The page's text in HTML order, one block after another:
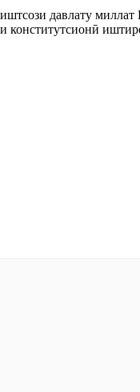
давлату
конститутсионӣ